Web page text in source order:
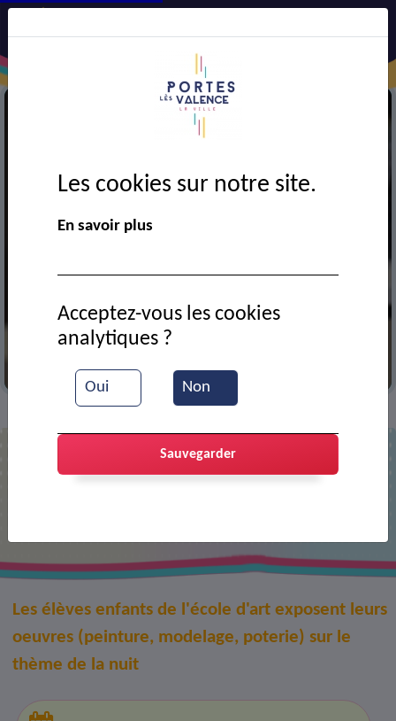
Exposition d'art
Les élèves enfants de l'école d'art exposent leurs
oeuvres (peinture, modelage, poterie) sur le
thème de la nuit
Les cookies sur notre site.
En savoir plus
Oui Non
Acceptez-vous les cookies
analytiques ?
Sauvegarder